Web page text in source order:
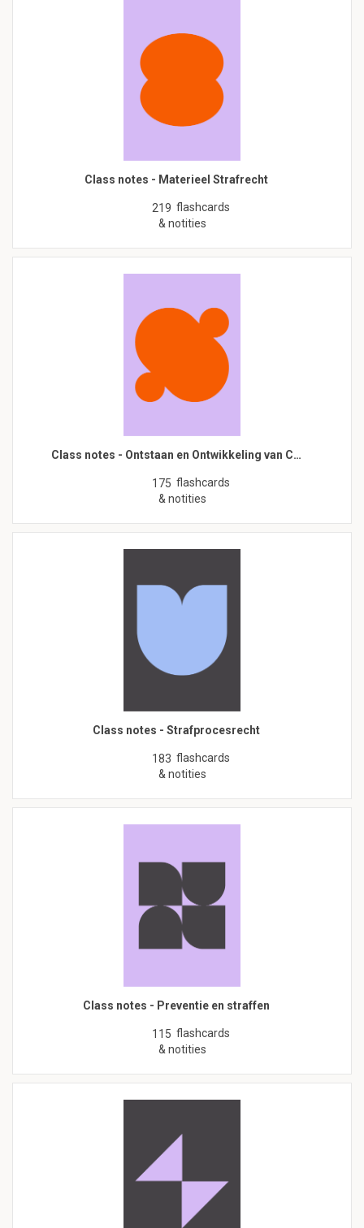
Class notes - Materieel Strafrecht
219 flashcards
& notities
Class notes - Ontstaan en Ontwikkeling van C…
175 flashcards
& notities
Class notes - Strafprocesrecht
183 flashcards
& notities
Class notes - Preventie en straffen
115 flashcards
& notities